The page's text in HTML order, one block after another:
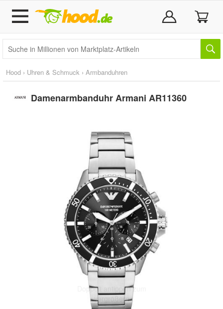
Hood › Uhren & Schmuck › Armbanduhren
Damenarmbanduhr Armani AR11360
Doppelt antippen zum
vergrößern